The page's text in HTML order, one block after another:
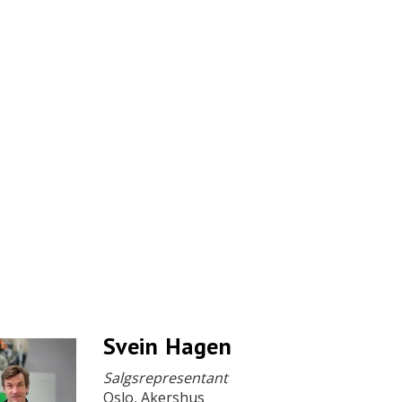
Svein Hagen
Salgsrepresentant
Oslo, Akershus